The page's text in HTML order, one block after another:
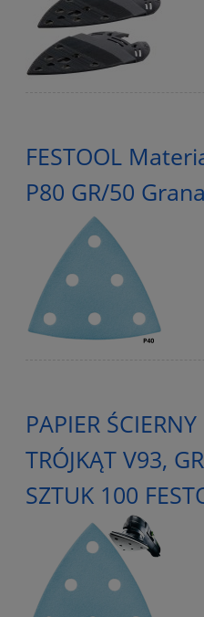
FESTOOL
P80 GR/50
PAPIER
TRÓJKĄT V93,
SZTUK 100